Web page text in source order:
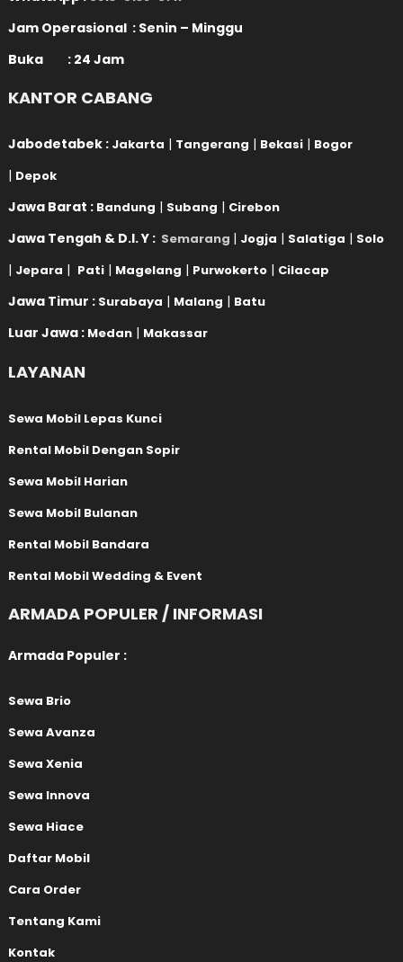
Jam Operasional : Senin – Minggu
Buka : 24 Jam
KANTOR CABANG
Jabodetabek : Jakarta | Tangerang | Bekasi | Bogor
| Depok
Jawa Barat : Bandung | Subang | Cirebon
Jawa Tengah & D.I. Y : Semarang | Jogja | Salatiga | Solo
| Jepara | Pati | Magelang | Purwokerto | Cilacap
Jawa Timur : Surabaya | Malang | Batu
Luar Jawa : Medan | Makassar
LAYANAN
Sewa Mobil Lepas Kunci
Rental Mobil Dengan Sopir
Sewa Mobil Harian
Sewa Mobil Bulanan
Rental Mobil Bandara
Rental Mobil Wedding & Event
ARMADA POPULER / INFORMASI
Armada Populer :
Sewa Brio
Sewa Avanza
Sewa Xenia
Sewa Innova
Sewa Hiace
Daftar Mobil
Cara Order
Tentang Kami
Kontak